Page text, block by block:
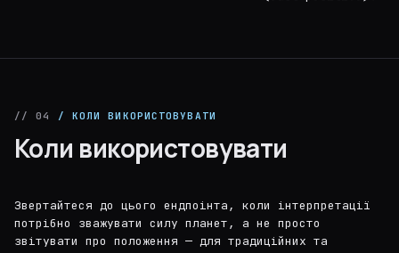
// 04 / КОЛИ ВИКОРИСТОВУВАТИ
Коли використовувати
Звертайтеся до цього ендпоінта, коли інтерпретації
потрібно зважувати силу планет, а не просто
звітувати про положення — для традиційних та